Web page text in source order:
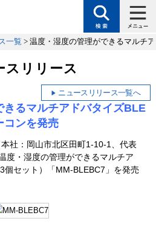
一覧 > 温度・湿度の管理ができるマルチ
スリリース
ニュースリリース一覧へ
きるマルチアドバタイズBLE
コンを発売
社：岡山市北区田町1-10-1、代表
度・湿度の管理ができるマルチア
個セット）「MM-BLEBC7」を発売